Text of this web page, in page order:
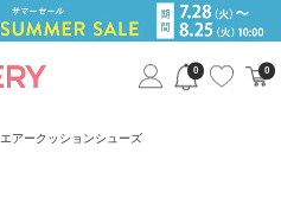
0 0
エアークッションシューズ